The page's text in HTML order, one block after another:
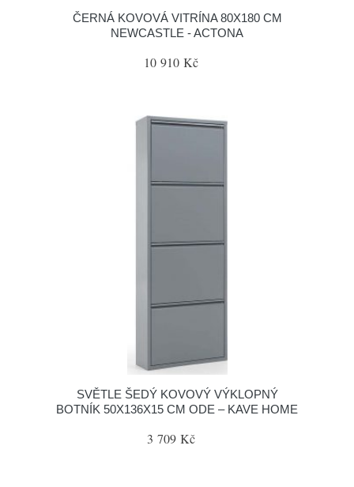
ČERNÁ KOVOVÁ VITRÍNA 80X180 CM
NEWCASTLE - ACTONA
10 910 Kč
SVĚTLE ŠEDÝ KOVOVÝ VÝKLOPNÝ
BOTNÍK 50X136X15 CM ODE – KAVE HOME
3 709 Kč